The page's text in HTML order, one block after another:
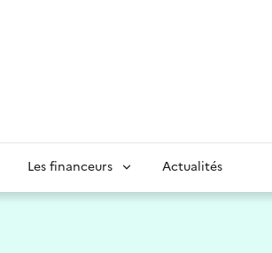
Les financeurs Actualités